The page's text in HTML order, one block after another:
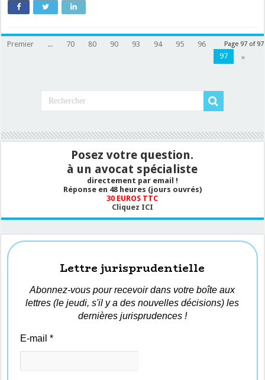
Page 97 of 97
Premier ... 70 80 90 93 94 95
96
97
»
Posez votre question.
à un avocat spécialiste
directement par email !
Réponse en 48 heures (jours ouvrés)
30 EUROS TTC
Cliquez ICI
Lettre jurisprudentielle
Abonnez-vous pour recevoir dans votre boîte aux
lettres (le jeudi, s'il y a des nouvelles décisions) les
dernières jurisprudences !
E-mail*